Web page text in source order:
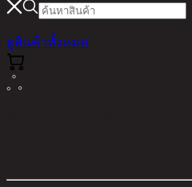
ดูสินค้าทั้งหมด